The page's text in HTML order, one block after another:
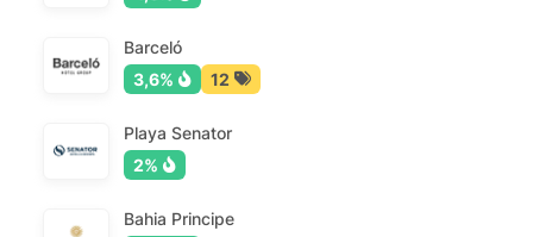
Barceló
3,6%
12
Playa Senator
2%
Bahia Principe